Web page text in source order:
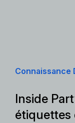
Connaissance
Inside
étiquettes